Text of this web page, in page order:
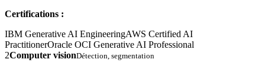
Certifications :
IBM Generative AI EngineeringAWS Certified AI
PractitionerOracle OCI Generative AI Professional
2Computer visionDétection, segmentation